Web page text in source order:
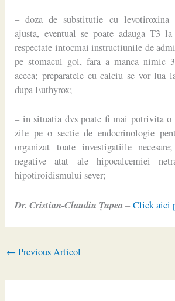
– doza de substitutie cu levotiroxina
ajusta, eventual se poate adauga T3
respectate intocmai instructiunile de
pe stomacul gol, fara a manca nimic
aceea; preparatele cu calciu se vor lua
dupa Euthyrox;
– in situatia dvs poate fi mai potrivita o
zile pe o sectie de endocrinologie
organizat toate investigatiile
negative atat ale hipocalcemiei
hipotiroidismului sever;
Dr. Cristian-Claudiu Ţupea–Click aici
← Previous Articol